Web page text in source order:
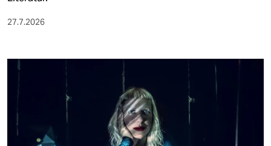
27.7.2026